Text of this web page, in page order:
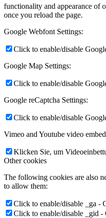
functionality and appearance of
once you reload the page.
Google Webfont Settings:
Click to enable/disable
Google Map Settings:
Click to enable/disable
Google reCaptcha Settings:
Click to enable/disable
Vimeo and Youtube video
Klicken Sie, um
Other cookies
The following cookies are also
to allow them:
Click to enable/disable _ga -
Click to enable/disable _gid